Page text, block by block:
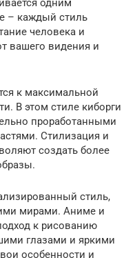
одним
– каждый стиль
человека и
вашего видения и
к максимальной
В этом стиле киборги
проработанными
Стилизация и
создать более
стиль,
мирами. Аниме и
к рисованию
глазами и яркими
особенности и